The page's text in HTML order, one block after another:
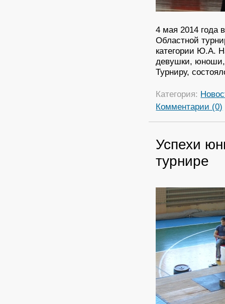
4 мая 2014 года
Областной
категории Ю.А.
девушки, юноши,
Турниру,
Категория:
Комментарии (0)
Успехи
турнире